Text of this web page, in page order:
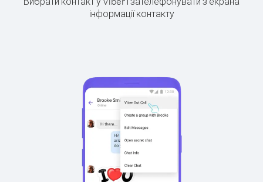
інформації контакту